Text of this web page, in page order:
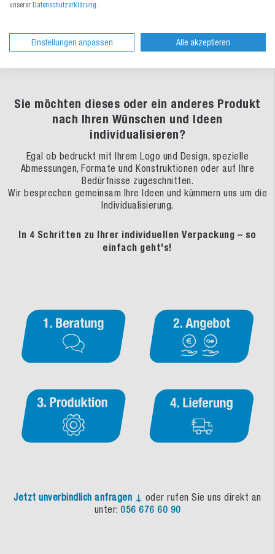
Sie möchten dieses oder ein anderes Produkt
nach Ihren Wünschen und Ideen
individualisieren?
Egal ob bedruckt mit Ihrem Logo und Design, spezielle
Abmessungen, Formate und Konstruktionen oder auf Ihre
Bedürfnisse zugeschnitten.
Wir besprechen gemeinsam Ihre Ideen und kümmern uns um die
Individualisierung.
In 4 Schritten zu Ihrer individuellen Verpackung – so
einfach geht's!
Jetzt unverbindlich anfragen ↓ oder rufen Sie uns direkt an
unter: 056 676 60 90
unserer Datenschutzerklärung.
Einstellungen anpassen Alle akzeptieren